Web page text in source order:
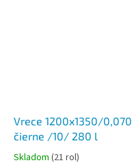
Vrece 1200x1350/0,070
čierne /10/ 280 l
Skladom (21 rol)